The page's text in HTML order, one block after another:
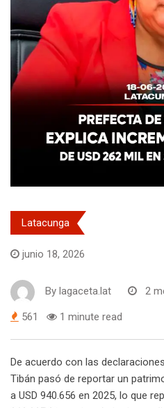
Latacunga
junio 18, 2026
By lagaceta.lat 2
561 1 minute read
De acuerdo con las
Tibán pasó de reportar un
a USD 940.656 en 2025, lo que